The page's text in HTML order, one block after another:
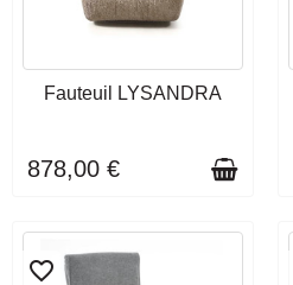
DÉLAI DE LIVRAISON : 10 À
Fauteuil LYSANDRA
878,00 €
favorite_border